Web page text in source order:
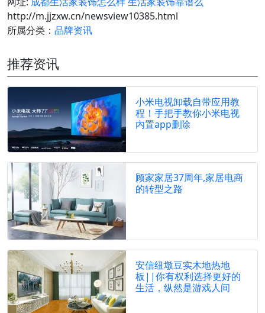
http://m.jjzxw.cn/newsview10385.html
所属分类： 品牌资讯
推荐资讯
小米电视卸载自带应用教
程！手把手教你小米电视
内置app删除
顾家家居37周年,家居电商
的转型之路
安信纽墩豆实木地热地
板||你有权利选择更好的
生活，纵然是游戏人间